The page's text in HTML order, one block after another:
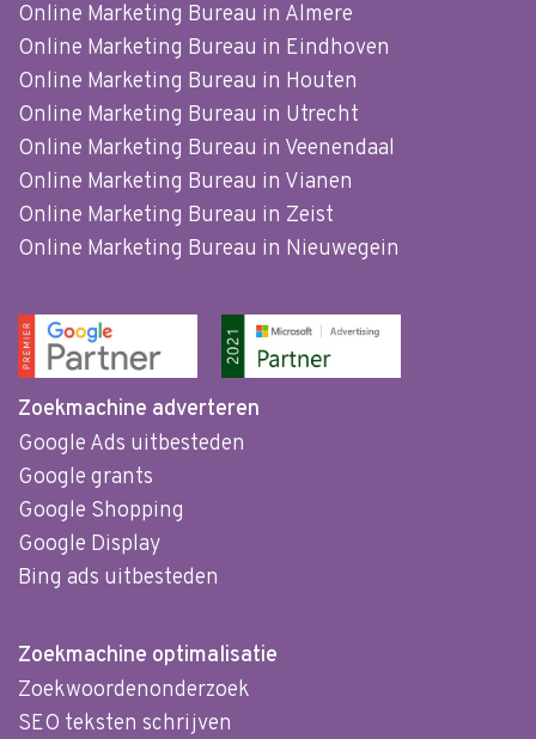
Online Marketing Bureau in Almere
Online Marketing Bureau in Eindhoven
Online Marketing Bureau in Houten
Online Marketing Bureau in Utrecht
Online Marketing Bureau in Veenendaal
Online Marketing Bureau in Vianen
Online Marketing Bureau in Zeist
Online Marketing Bureau in Nieuwegein
Zoekmachine adverteren
Google Ads uitbesteden
Google grants
Google Shopping
Google Display
Bing ads uitbesteden
Zoekmachine optimalisatie
Zoekwoordenonderzoek
SEO teksten schrijven